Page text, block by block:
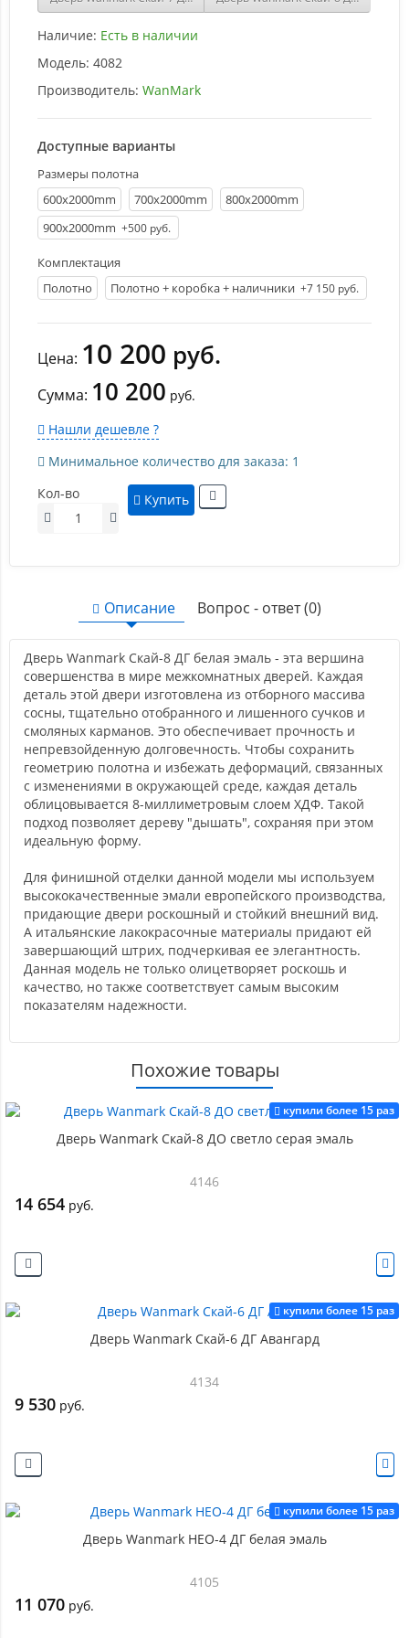
Наличие: Есть в наличии
Модель: 4082
Производитель: WanMark
Доступные варианты
Размеры полотна
600х2000mm
700х2000mm
800х2000mm
900х2000mm +500 руб.
Комплектация
Полотно
Полотно + коробка + наличники +7 150 руб.
Цена: 10 200 руб.
Сумма: 10 200 руб.
Нашли дешевле ?
Минимальное количество для заказа: 1
Кол-во
Купить
Описание Вопрос - ответ (0)
Дверь Wanmark Скай-8 ДГ белая эмаль - эта вершина
совершенства в мире межкомнатных дверей. Каждая
деталь этой двери изготовлена из отборного массива
сосны, тщательно отобранного и лишенного сучков и
смоляных карманов. Это обеспечивает прочность и
непревзойденную долговечность. Чтобы сохранить
геометрию полотна и избежать деформаций, связанных
с изменениями в окружающей среде, каждая деталь
облицовывается 8-миллиметровым слоем ХДФ. Такой
подход позволяет дереву "дышать", сохраняя при этом
идеальную форму.
Для финишной отделки данной модели мы используем
высококачественные эмали европейского производства,
придающие двери роскошный и стойкий внешний вид.
А итальянские лакокрасочные материалы придают ей
завершающий штрих, подчеркивая ее элегантность.
Данная модель не только олицетворяет роскошь и
качество, но также соответствует самым высоким
показателям надежности.
Похожие товары
купили более 15 раз
Дверь Wanmark Скай-8 ДО светло серая эмаль
4146
14 654 руб.
купили более 15 раз
Дверь Wanmark Скай-6 ДГ Авангард
4134
9 530 руб.
купили более 15 раз
Дверь Wanmark НЕО-4 ДГ белая эмаль
4105
11 070 руб.